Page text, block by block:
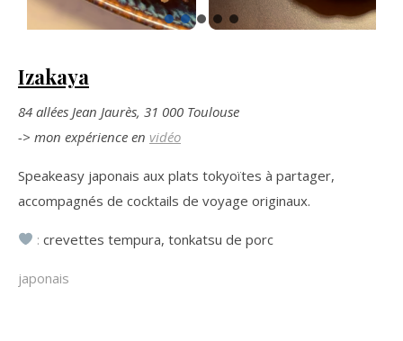
Izakaya
84 allées Jean Jaurès, 31 000 Toulouse
-> mon expérience en vidéo
Speakeasy japonais aux plats tokyoïtes à partager,
accompagnés de cocktails de voyage originaux.
:crevettes tempura, tonkatsu de porc
japonais